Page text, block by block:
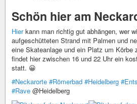
Schön hier am
Hierkann man richtig gut abhängen, wer
aufgeschütteten Strand mit Palmen und
eine Skateanlage und ein Platz um Körbe
findet hier zwischen 16 und 22 Uhr ein
statt. 😀
#Neckarorte #Römerbad #Heidelberg
#Rave @Heidelberg